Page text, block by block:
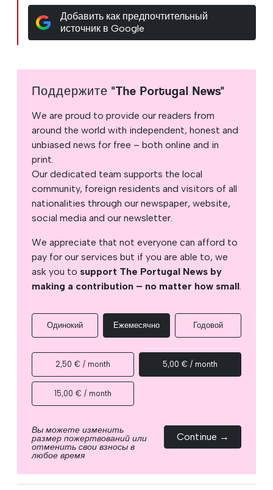
Добавить как предпочтительный
источник в Google
Поддержите "The Portugal News"
We are proud to provide our readers from
around the world with independent, honest and
unbiased news for free – both online and in
print.
Our dedicated team supports the local
community, foreign residents and visitors of all
nationalities through our newspaper, website,
social media and our newsletter.
We appreciate that not everyone can afford to
pay for our services but if you are able to, we
ask you to support The Portugal News by
making a contribution – no matter how small.
Одинокий Ежемесячно Годовой
2,50 € / month 5,00 € / month
15,00 € / month
Вы можете изменить
размер пожертвований или
отменить свои взносы в
любое время
Continue →